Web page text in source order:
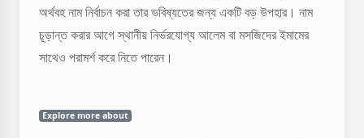
অর্থবহ নাম নির্বাচন করা তার ভবিষ্যতের জন্য একটি বড় উপহার। নাম
চূড়ান্ত করার আগে স্থানীয় নির্ভরযোগ্য আলেম বা মসজিদের ইমামের
সাথেও পরামর্শ করে নিতে পারেন।
Explore more about